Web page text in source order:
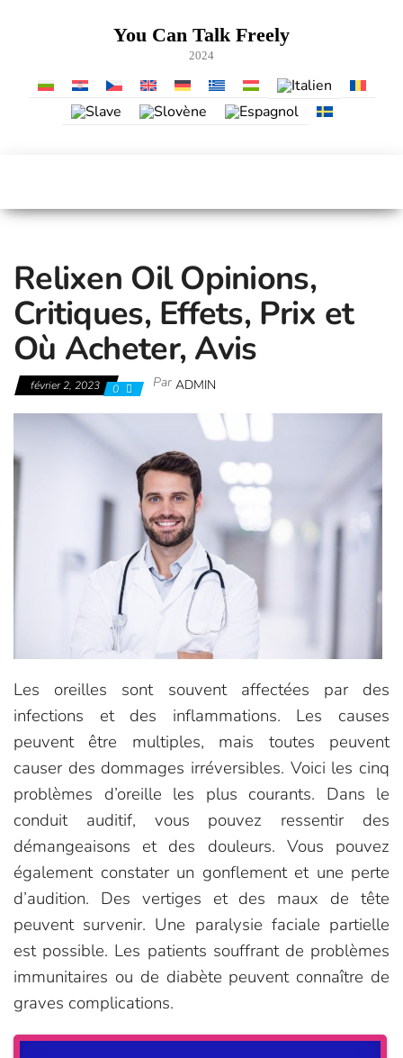
You Can Talk Freely
2024
Relixen Oil Opinions,
Critiques, Effets, Prix et
Où Acheter, Avis
février 2, 2023 0 Par ADMIN
Les oreilles sont souvent affectées par des
infections et des inflammations. Les causes
peuvent être multiples, mais toutes peuvent
causer des dommages irréversibles. Voici les cinq
problèmes d’oreille les plus courants. Dans le
conduit auditif, vous pouvez ressentir des
démangeaisons et des douleurs. Vous pouvez
également constater un gonflement et une perte
d’audition. Des vertiges et des maux de tête
peuvent survenir. Une paralysie faciale partielle
est possible. Les patients souffrant de problèmes
immunitaires ou de diabète peuvent connaître de
graves complications.